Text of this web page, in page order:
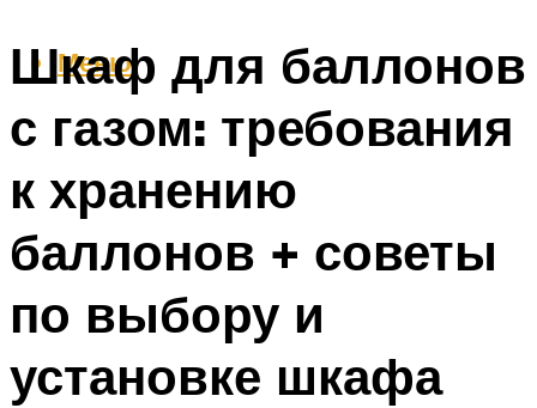
Меню
Шкаф для баллонов
с газом: требования
к хранению
баллонов + советы
по выбору и
установке шкафа